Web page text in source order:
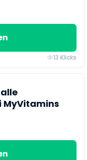
13 Klicks
MyVitamins